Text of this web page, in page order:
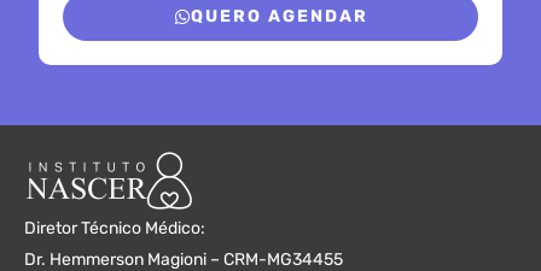
QUERO AGENDAR
Diretor Técnico Médico:
Dr. Hemmerson Magioni – CRM-MG34455